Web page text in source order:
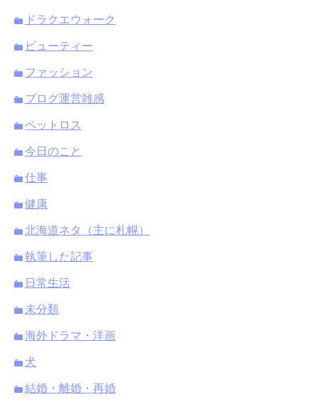
ドラクエウォーク
ビューティー
ファッション
ブログ運営雑感
ペットロス
今日のこと
仕事
健康
北海道ネタ（主に札幌）
執筆した記事
日常生活
未分類
海外ドラマ・洋画
犬
結婚・離婚・再婚